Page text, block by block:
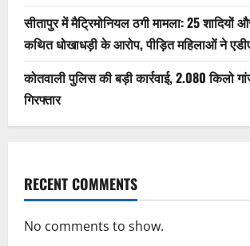
सीतापुर में मैट्रिमोनियल ठगी मामला: 25
कथित धोखाधड़ी के आरोप, पीड़ित महिलाओं ने
कोतवाली पुलिस की बड़ी कार्रवाई, 2.080 किलो
गिरफ्तार
RECENT COMMENTS
No comments to show.